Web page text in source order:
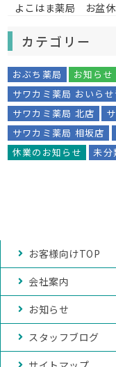
よこはま薬局 お盆
カテゴリー
おぶち薬局 お知らせ
サワカミ薬局 おいら
サワカミ薬局 北店
サワカミ薬局 相坂店
休業のお知らせ
未分
お客様向けTOP
会社案内
お知らせ
スタッフブログ